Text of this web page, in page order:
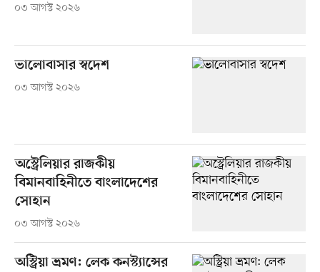
০৩ আগস্ট ২০২৬
ভালোবাসার স্বদেশ
০৩ আগস্ট ২০২৬
অস্ট্রেলিয়ার রাজকীয়
বিমানবাহিনীতে বাংলাদেশের
সোহান
০৩ আগস্ট ২০২৬
অস্ট্রিয়া ভ্রমণ: লেক কনস্ট্যান্সের